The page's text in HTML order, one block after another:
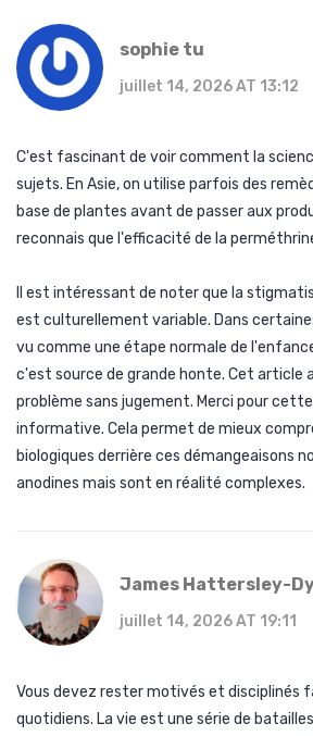
sophie tu
juillet 14, 2026 AT 13:12
C'est fascinant de voir comment la
sujets. En Asie, on utilise parfois des
base de plantes avant de passer aux
reconnais que l'efficacité de la
Il est intéressant de noter que la
est culturellement variable. Dans
vu comme une étape normale de
c'est source de grande honte. Cet article
problème sans jugement. Merci pour
informative. Cela permet de mieux
biologiques derrière ces démangeaisons
anodines mais sont en réalité complexes.
James Hattersley-
juillet 14, 2026 AT 19:11
Vous devez rester motivés et disciplinés
quotidiens. La vie est une série de